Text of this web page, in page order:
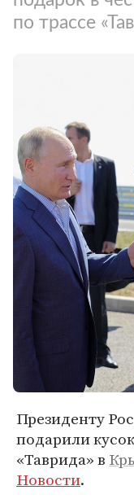
по трассе
Президенту
подарили
«Таврида» в
Новости.